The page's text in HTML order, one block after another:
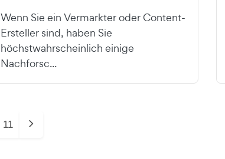
Wenn Sie ein Vermarkter oder Content-
Ersteller sind, haben Sie
höchstwahrscheinlich einige
Nachforsc...
11